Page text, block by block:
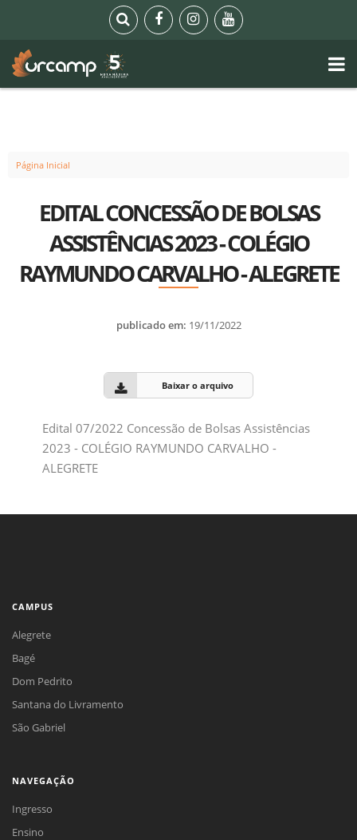
Página Inicial
EDITAL CONCESSÃO DE BOLSAS
ASSISTÊNCIAS 2023 - COLÉGIO
RAYMUNDO CARVALHO - ALEGRETE
publicado em: 19/11/2022
Baixar o arquivo
Edital 07/2022 Concessão de Bolsas Assistências
2023 - COLÉGIO RAYMUNDO CARVALHO -
ALEGRETE
CAMPUS
Alegrete
Bagé
Dom Pedrito
Santana do Livramento
São Gabriel
NAVEGAÇÃO
Ingresso
Ensino